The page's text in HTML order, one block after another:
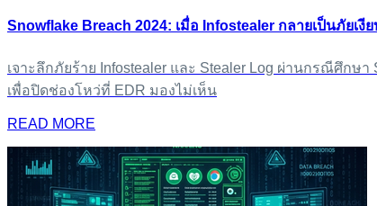
Snowflake Breach 2024: เมื่อ Infostealer กลายเป็นภัยเงี
เจาะลึกภัยร้าย Infostealer และ Stealer Log ผ่านกรณีศึกษ
เพื่อปิดช่องโหว่ที่ EDR มองไม่เห็น
READ MORE